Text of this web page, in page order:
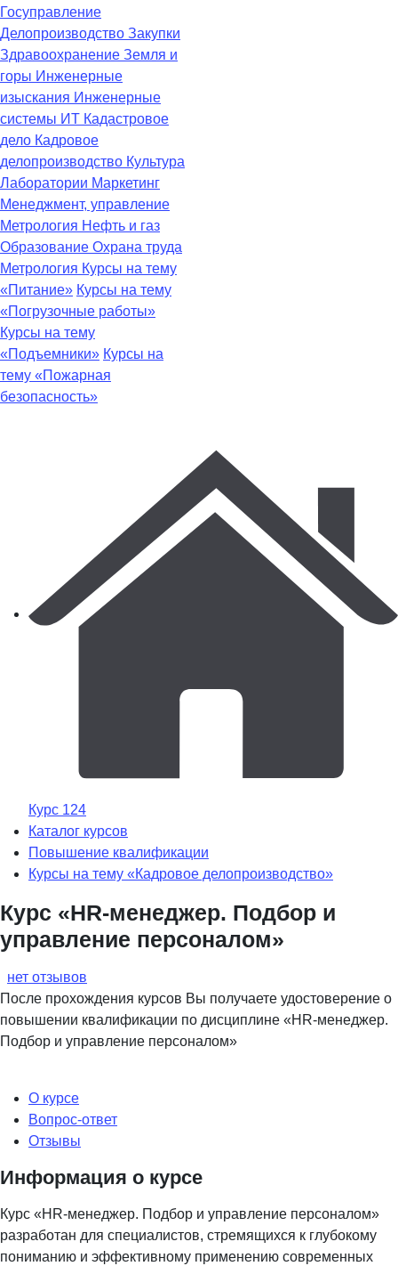
Госуправление
Делопроизводство Закупки
Здравоохранение Земля и
горы Инженерные
изыскания Инженерные
системы ИТ Кадастровое
дело Кадровое
делопроизводство Культура
Лаборатории Маркетинг
Менеджмент, управление
Метрология Нефть и газ
Образование Охрана труда
Метрология Курсы на тему
«Питание» Курсы на тему
«Погрузочные работы»
Курсы на тему
«Подъемники» Курсы на
тему «Пожарная
безопасность»
Курс 124
Каталог курсов
Повышение квалификации
Курсы на тему «Кадровое делопроизводство»
Курс «HR-менеджер. Подбор и
управление персоналом»
нет отзывов
После прохождения курсов Вы получаете удостоверение о
повышении квалификации по дисциплине «HR-менеджер.
Подбор и управление персоналом»
О курсе
Вопрос-ответ
Отзывы
Информация о курсе
Курс «HR-менеджер. Подбор и управление персоналом»
разработан для специалистов, стремящихся к глубокому
пониманию и эффективному применению современных